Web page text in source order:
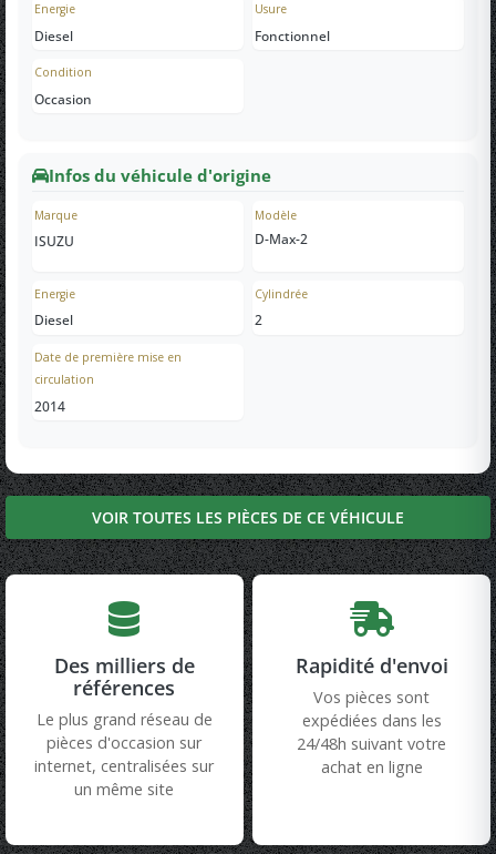
Energie
Diesel
Usure
Fonctionnel
Condition
Occasion
Infos du véhicule d'origine
Marque
ISUZU
Modèle
D-Max-2
Energie
Diesel
Cylindrée
2
Date de première mise en
circulation
2014
VOIR TOUTES LES PIÈCES DE CE VÉHICULE
Des milliers de
références
Le plus grand réseau de
pièces d'occasion sur
internet, centralisées sur
un même site
Rapidité d'envoi
Vos pièces sont
expédiées dans les
24/48h suivant votre
achat en ligne